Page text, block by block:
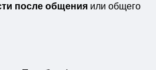
после общения или общего